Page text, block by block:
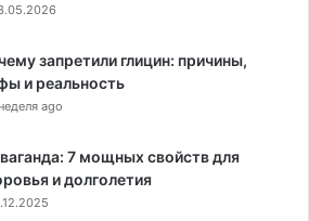
запретили глицин: причины,
и реальность
ago
7 мощных свойств для
и долголетия